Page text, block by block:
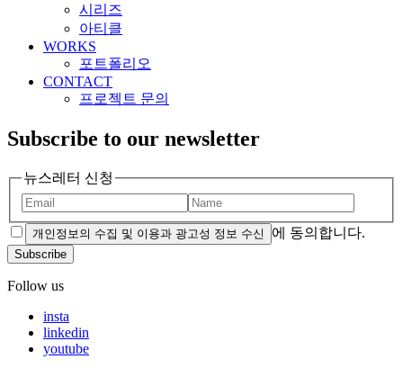
시리즈
아티클
WORKS
포트폴리오
CONTACT
프로젝트 문의
Subscribe to our newsletter
뉴스레터 신청
개인정보의 수집 및 이용과 광고성 정보 수신 에 동의합니다.
Subscribe
Follow us
insta
linkedin
youtube